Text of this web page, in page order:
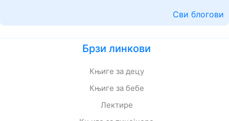
Сви блогови
Брзи линкови
Књиге за децу
Књиге за бебе
Лектире